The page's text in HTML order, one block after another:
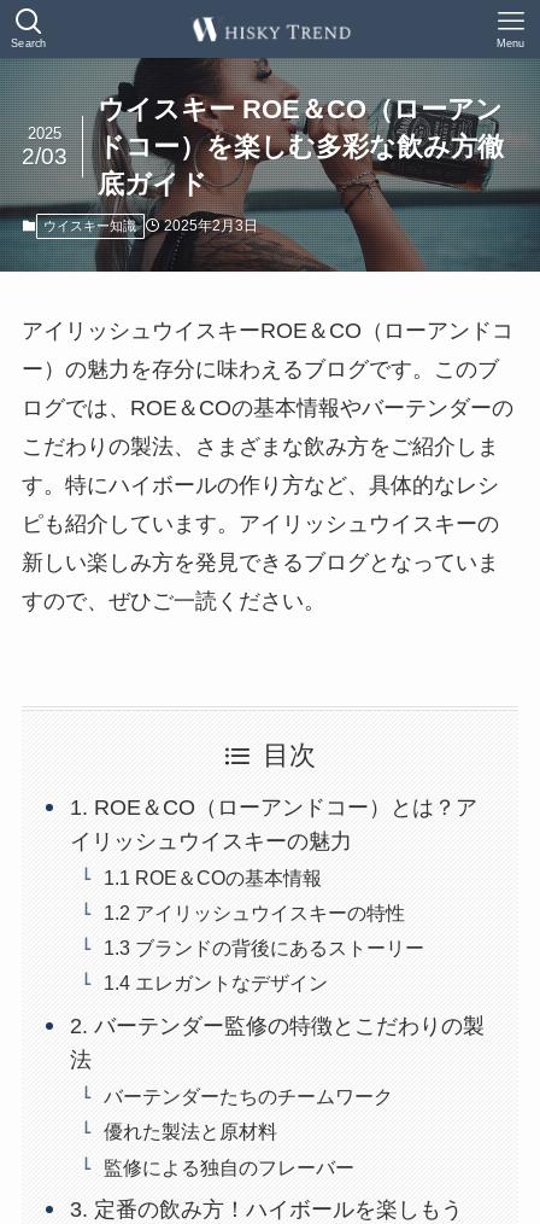
Search Menu
ウイスキー ROE＆CO（ローアン
ドコー）を楽しむ多彩な飲み方徹
底ガイド
2025
2/03
ウイスキー知識 2025年2月3日
アイリッシュウイスキーROE＆CO（ローアンドコ
ー）の魅力を存分に味わえるブログです。このブ
ログでは、ROE＆COの基本情報やバーテンダーの
こだわりの製法、さまざまな飲み方をご紹介しま
す。特にハイボールの作り方など、具体的なレシ
ピも紹介しています。アイリッシュウイスキーの
新しい楽しみ方を発見できるブログとなっていま
すので、ぜひご一読ください。
目次
1. ROE＆CO（ローアンドコー）とは？ア
イリッシュウイスキーの魅力
1.1 ROE＆COの基本情報
1.2 アイリッシュウイスキーの特性
1.3 ブランドの背後にあるストーリー
1.4 エレガントなデザイン
2. バーテンダー監修の特徴とこだわりの製
法
バーテンダーたちのチームワーク
優れた製法と原材料
監修による独自のフレーバー
3. 定番の飲み方！ハイボールを楽しもう